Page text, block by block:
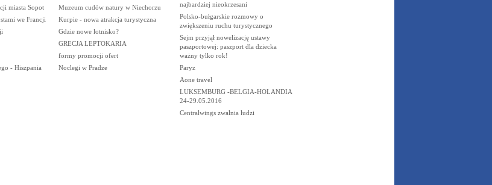
miasta Sopot
we Francji
- Hiszpania
Muzeum cudów natury w Niechorzu
Kurpie - nowa atrakcja turystyczna
Gdzie nowe lotnisko?
GRECJA LEPTOKARIA
formy promocji ofert
Noclegi w Pradze
najbardziej nieokrzesani
Polsko-bułgarskie rozmowy o
zwiększeniu ruchu turystycznego
Sejm przyjął nowelizację ustawy
paszportowej: paszport dla dziecka
ważny tylko rok!
Paryz
Aone travel
LUKSEMBURG -BELGIA-HOLANDIA
24-29.05.2016
Centralwings zwalnia ludzi